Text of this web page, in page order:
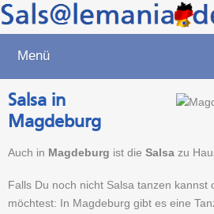
Menü
Salsa in
Magdeburg
Auch in Magdeburg ist die Salsa zu
Falls Du noch nicht Salsa tanzen kannst
möchtest: In Magdeburg gibt es eine